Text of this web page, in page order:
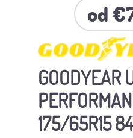
od
GOODYEAR
175/65R15